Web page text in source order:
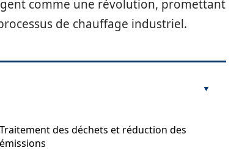
comme une révolution, promettant
de chauffage industriel.
Traitement des déchets et réduction des
émissions